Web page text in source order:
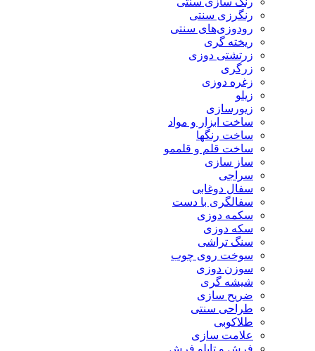
رنگرزی سنتی
رودوزی‌های سنتی
ریخته گری
زرتشتی دوزی
زرگری
زغره دوزی
زیلو
زیورسازی
ساخت ابزار و مواد
ساخت رنگها
ساخت قلم و قلممو
ساز سازی
سراجی
سفال دوغابی
سفالگری با دست
سکمه دوزی
سکه دوزی
سنگ تراشی
سوخت روی چوب
سوزن دوزی
شیشه گری
ضریح سازی
طراحی سنتی
طلاکوبی
علامت سازی